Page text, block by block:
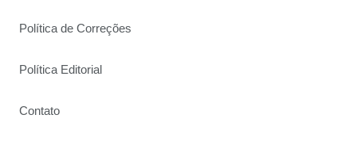
Política de Correções
Política Editorial
Contato